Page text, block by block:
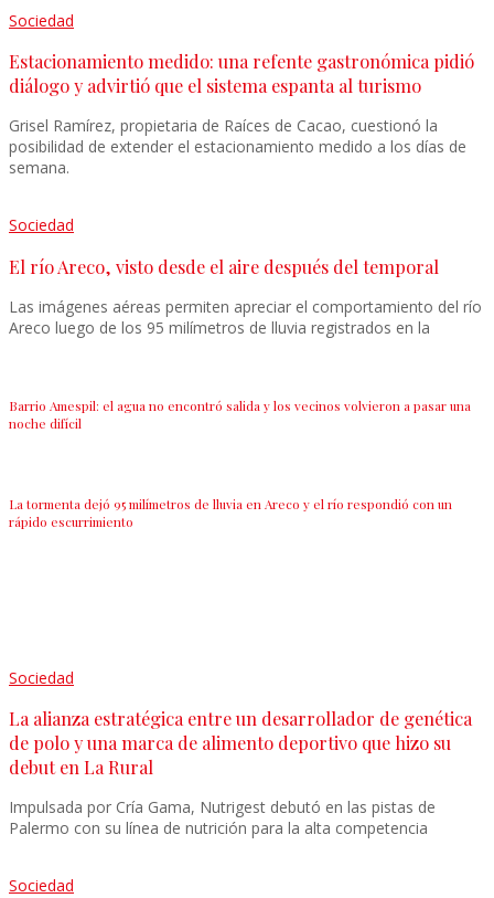
Sociedad
Estacionamiento medido: una refente gastronómica pidió
diálogo y advirtió que el sistema espanta al turismo
Grisel Ramírez, propietaria de Raíces de Cacao, cuestionó la
posibilidad de extender el estacionamiento medido a los días de
semana.
Sociedad
El río Areco, visto desde el aire después del temporal
Las imágenes aéreas permiten apreciar el comportamiento del río
Areco luego de los 95 milímetros de lluvia registrados en la
Barrio Amespil: el agua no encontró salida y los vecinos volvieron a pasar una
noche difícil
La tormenta dejó 95 milímetros de lluvia en Areco y el río respondió con un
rápido escurrimiento
Sociedad
La alianza estratégica entre un desarrollador de genética
de polo y una marca de alimento deportivo que hizo su
debut en La Rural
Impulsada por Cría Gama, Nutrigest debutó en las pistas de
Palermo con su línea de nutrición para la alta competencia
Sociedad